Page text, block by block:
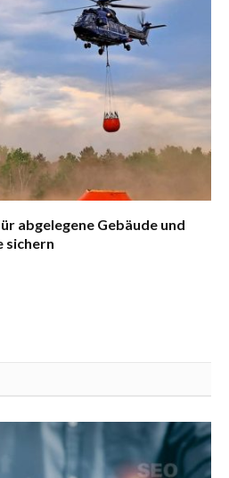
abgelegene Gebäude und